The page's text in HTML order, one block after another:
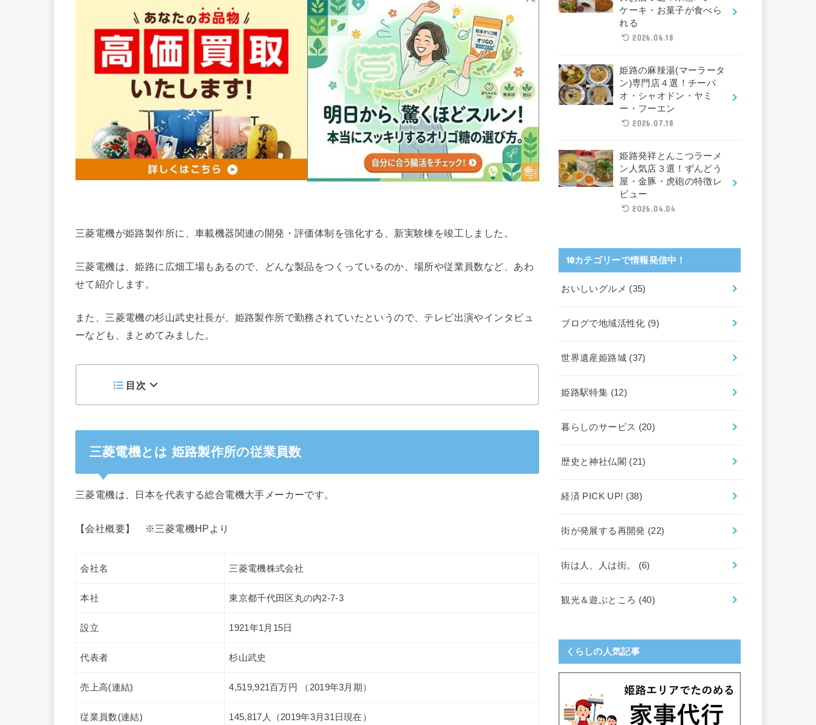
三菱電機が姫路製作所に、車載機器関連の開発・評価体制を強化する、新実験棟を竣工しました。
三菱電機は、姫路に広畑工場もあるので、どんな製品をつくっているのか、場所や従業員数など、あわ
せて紹介します。
また、三菱電機の杉山武史社長が、姫路製作所で勤務されていたというので、テレビ出演やインタビュ
ーなども、まとめてみました。
目次
三菱電機とは 姫路製作所の従業員数
三菱電機は、日本を代表する総合電機大手メーカーです。
【会社概要】 ※三菱電機HPより
会社名 三菱電機株式会社
本社 東京都千代田区丸の内2-7-3
設立 1921年1月15日
代表者 杉山武史
売上高(連結) 4,519,921百万円 （2019年3月期）
従業員数(連結) 145,817人（2019年3月31日現在）
ケーキ・お菓子が食べら
れる
2026.06.18
姫路の麻辣湯(マーラータ
ン)専門店４選！チーパ
オ・シャオドン・ヤミ
ー・フーエン
2026.07.18
姫路発祥とんこつラーメ
ン人気店３選！ずんどう
屋・金豚・虎砲の特徴レ
ビュー
2026.04.04
10カテゴリーで情報発信中！
おいしいグルメ (35)
ブログで地域活性化 (9)
世界遺産姫路城 (37)
姫路駅特集 (12)
暮らしのサービス (20)
歴史と神社仏閣 (21)
経済 PICK UP! (38)
街が発展する再開発 (22)
街は人、人は街。 (6)
観光＆遊ぶところ (40)
くらしの人気記事